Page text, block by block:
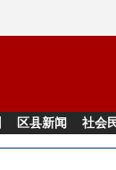
区县新闻 社会